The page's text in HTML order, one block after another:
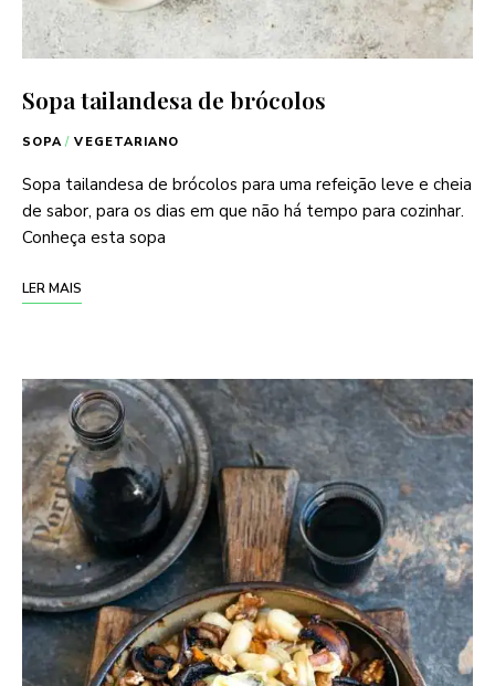
Sopa tailandesa de brócolos
SOPA / VEGETARIANO
Sopa tailandesa de brócolos para uma refeição leve e cheia
de sabor, para os dias em que não há tempo para cozinhar.
Conheça esta sopa
LER MAIS